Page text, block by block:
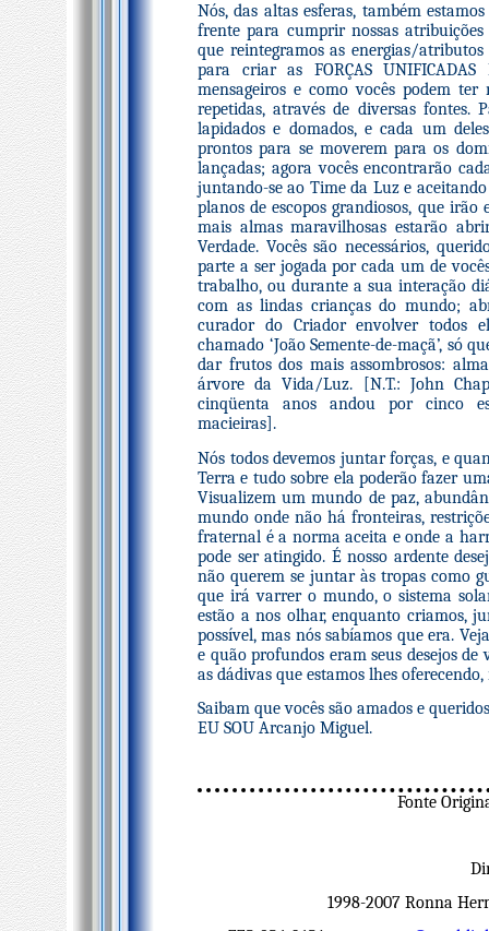
Nós, das altas esferas, também
frente para cumprir nossas atribuições
que reintegramos as energias/
para criar as FORÇAS
mensageiros e como vocês podem
repetidas, através de diversas fontes.
lapidados e domados, e cada um
prontos para se moverem para os
lançadas; agora vocês encontrarão
juntando-se ao Time da Luz e
planos de escopos grandiosos, que
mais almas maravilhosas estarão
Verdade. Vocês são necessários,
parte a ser jogada por cada um de
trabalho, ou durante a sua interação
com as lindas crianças do mundo;
curador do Criador envolver todos
chamado ‘João Semente-de-maçã’, só
dar frutos dos mais assombrosos:
árvore da Vida/Luz. [N.T.: John
cinqüenta anos andou por cinco
macieiras].
Nós todos devemos juntar forças, e
Terra e tudo sobre ela poderão fazer
Visualizem um mundo de paz,
mundo onde não há fronteiras,
fraternal é a norma aceita e onde a
pode ser atingido. É nosso ardente
não querem se juntar às tropas como
que irá varrer o mundo, o sistema
estão a nos olhar, enquanto criamos,
possível, mas nós sabíamos que era.
e quão profundos eram seus desejos
as dádivas que estamos lhes
Saibam que vocês são amados e
EU SOU Arcanjo Miguel.
Fonte
1998-2007 Ronna